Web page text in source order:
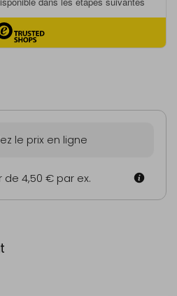
le prix en ligne
de 4,50 € par ex.